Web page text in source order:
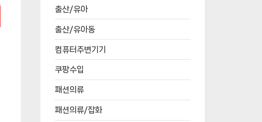
출산/유아
출산/유아동
컴퓨터주변기기
쿠팡수입
패션의류
패션의류/잡화